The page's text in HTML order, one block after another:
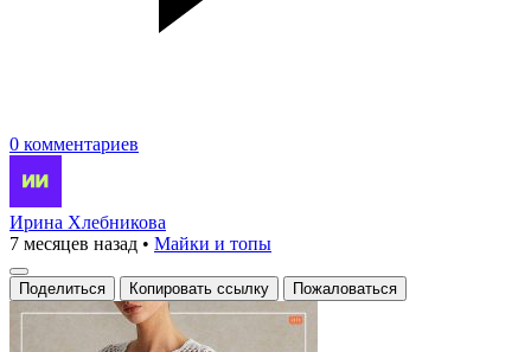
0 комментариев
Ирина Хлебникова
7 месяцев назад • Майки и топы
Поделиться Копировать ссылку Пожаловаться